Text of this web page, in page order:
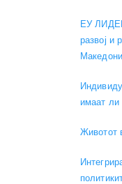
ЕУ ЛИДЕР
развој и
имаат ли
Животот